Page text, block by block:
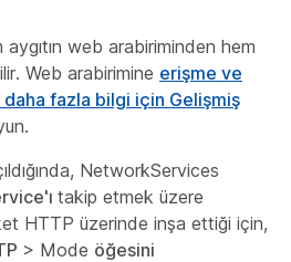
aygıtın web arabiriminden hem
Web arabirimine erişme ve
daha fazla bilgi için Gelişmiş
NetworkServices
takip etmek üzere
HTTP üzerinde inşa ettiği için,
> Mode öğesini